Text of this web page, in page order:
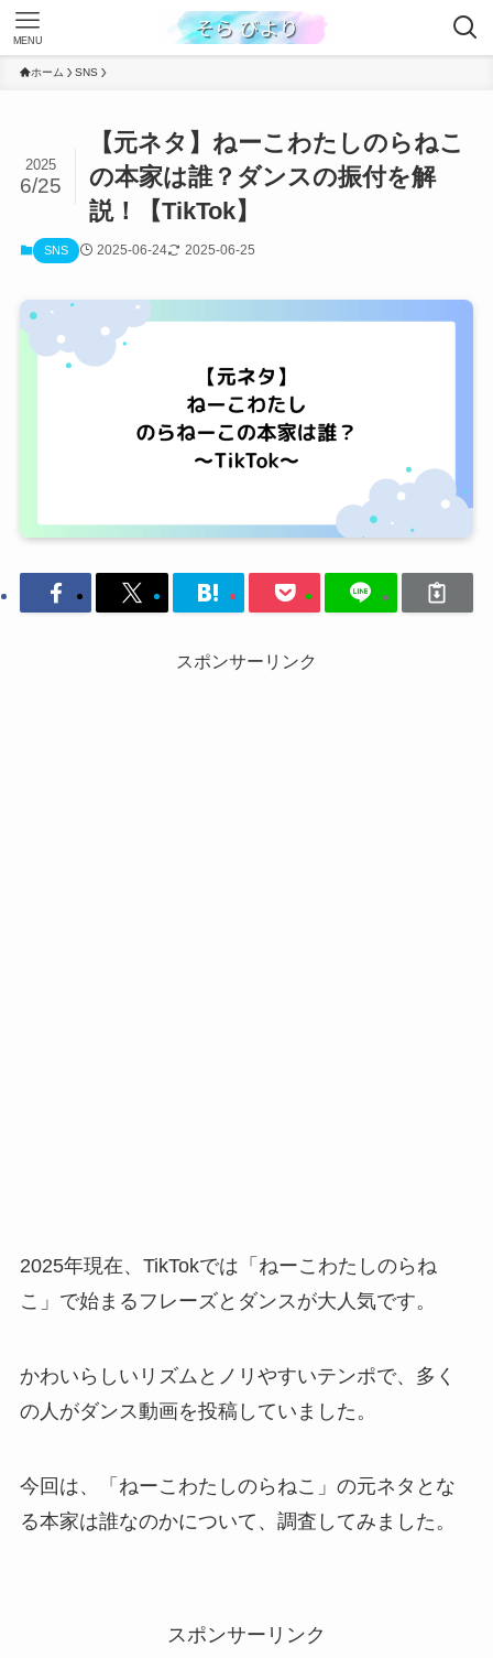
MENU
ホーム SNS
【元ネタ】ねーこわたしのらねこ
の本家は誰？ダンスの振付を解
説！【TikTok】
2025
6/25
SNS 2025-06-24 2025-06-25
スポンサーリンク
2025年現在、TikTokでは「ねーこわたしのらね
こ」で始まるフレーズとダンスが大人気です。
かわいらしいリズムとノリやすいテンポで、多く
の人がダンス動画を投稿していました。
今回は、「ねーこわたしのらねこ」の元ネタとな
る本家は誰なのかについて、調査してみました。
スポンサーリンク